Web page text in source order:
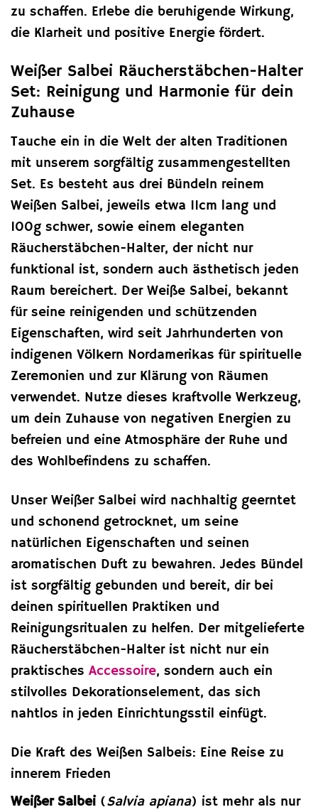
zu schaffen. Erlebe die beruhigende Wirkung,
die Klarheit und positive Energie fördert.
Weißer Salbei Räucherstäbchen-Halter
Set: Reinigung und Harmonie für dein
Zuhause
Tauche ein in die Welt der alten Traditionen
mit unserem sorgfältig zusammengestellten
Set. Es besteht aus drei Bündeln reinem
Weißen Salbei, jeweils etwa 11cm lang und
100g schwer, sowie einem eleganten
Räucherstäbchen-Halter, der nicht nur
funktional ist, sondern auch ästhetisch jeden
Raum bereichert. Der Weiße Salbei, bekannt
für seine reinigenden und schützenden
Eigenschaften, wird seit Jahrhunderten von
indigenen Völkern Nordamerikas für spirituelle
Zeremonien und zur Klärung von Räumen
verwendet. Nutze dieses kraftvolle Werkzeug,
um dein Zuhause von negativen Energien zu
befreien und eine Atmosphäre der Ruhe und
des Wohlbefindens zu schaffen.
Unser Weißer Salbei wird nachhaltig geerntet
und schonend getrocknet, um seine
natürlichen Eigenschaften und seinen
aromatischen Duft zu bewahren. Jedes Bündel
ist sorgfältig gebunden und bereit, dir bei
deinen spirituellen Praktiken und
Reinigungsritualen zu helfen. Der mitgelieferte
Räucherstäbchen-Halter ist nicht nur ein
praktisches Accessoire, sondern auch ein
stilvolles Dekorationselement, das sich
nahtlos in jeden Einrichtungsstil einfügt.
Die Kraft des Weißen Salbeis: Eine Reise zu
innerem Frieden
Weißer Salbei (Salvia apiana) ist mehr als nur